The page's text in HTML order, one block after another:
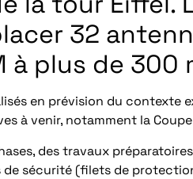
32
à plus de
en prévision du contexte
à venir, notamment la
des travaux
sécurité (filets de